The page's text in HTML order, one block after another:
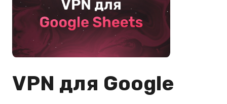
VPN для Google